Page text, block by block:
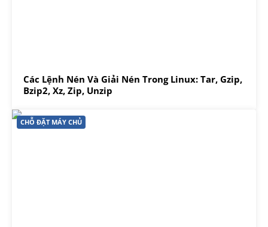
Các Lệnh Nén Và Giải Nén Trong Linux: Tar, Gzip,
Bzip2, Xz, Zip, Unzip
CHỖ ĐẶT MÁY CHỦ